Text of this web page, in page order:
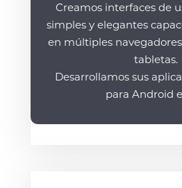
Creamos interfaces de
simples y elegantes
en múltiples
tabletas.
Desarrollamos sus
para Android